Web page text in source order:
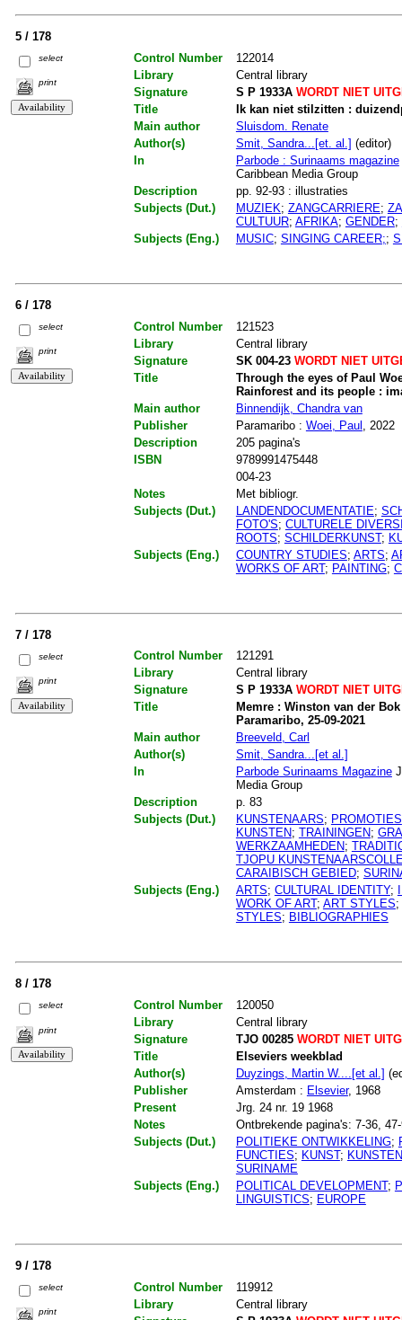
5 / 178
select
print
Control Number
122014
Library
Central library
Signature
S P 1933AWORDT NIET
Title
Ik kan niet stilzitten :
Main author
Sluisdom. Renate
Author(s)
Smit, Sandra...[et. al.] (editor)
In
Parbode : Surinaams magazine
Caribbean Media Group
Description
pp. 92-93 : illustraties
Subjects (Dut.)
MUZIEK; ZANGCARRIERE;
CULTUUR; AFRIKA; GENDER;
Subjects (Eng.)
MUSIC; SINGING CAREER;;
6 / 178
select
print
Control Number
121523
Library
Central library
Signature
SK 004-23WORDT NIET
Title
Through the eyes of Paul
Rainforest and its people :
Main author
Binnendijk, Chandra van
Publisher
Paramaribo : Woei, Paul , 2022
Description
205 pagina's
ISBN
9789991475448
004-23
Notes
Met bibliogr.
Subjects (Dut.)
LANDENDOCUMENTATIE;
FOTO'S; CULTURELE
ROOTS; SCHILDERKUNST;
Subjects (Eng.)
COUNTRY STUDIES; ARTS;
WORKS OF ART; PAINTING;
7 / 178
select
print
Control Number
121291
Library
Central library
Signature
S P 1933AWORDT NIET
Title
Memre : Winston van der
Paramaribo, 25-09-2021
Main author
Breeveld, Carl
Author(s)
Smit, Sandra...[et al.]
In
Parbode Surinaams Magazine
Media Group
Description
p. 83
Subjects (Dut.)
KUNSTENAARS; PROMOTIES
KUNSTEN; TRAININGEN;
WERKZAAMHEDEN;
TJOPU
CARAIBISCH GEBIED;
Subjects (Eng.)
ARTS; CULTURAL IDENTITY;
WORK OF ART; ART STYLES;
STYLES; BIBLIOGRAPHIES
8 / 178
select
print
Control Number
120050
Library
Central library
Signature
TJO 00285WORDT NIET
Title
Elseviers weekblad
Author(s)
Duyzings, Martin W....[et al.]
Publisher
Amsterdam : Elsevier, 1968
Present
Jrg. 24 nr. 19 1968
Notes
Ontbrekende pagina's: 7-36,
Subjects (Dut.)
POLITIEKE ONTWIKKELING;
FUNCTIES; KUNST;
SURINAME
Subjects (Eng.)
POLITICAL DEVELOPMENT;
LINGUISTICS; EUROPE
9 / 178
select
print
Control Number
119912
Library
Central library